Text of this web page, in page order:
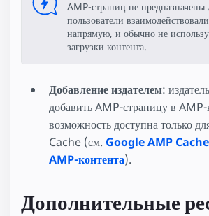
AMP-страниц не предназначены
пользователи
напрямую, и обычно не
загрузки контента.
Добавление издателем:
добавить AMP-страницу в
возможность доступна только
Cache (см. Google AMP
AMP-контента).
Дополнительные